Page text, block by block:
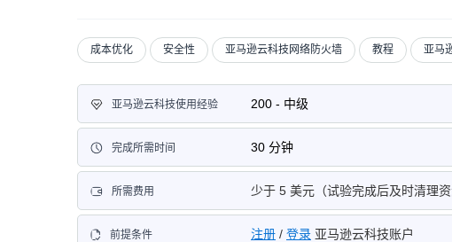
成本优化 安全性 亚马逊云科技网络防火墙 教程 亚马
亚马逊云科技使用经验 200 - 中级
完成所需时间 30 分钟
所需费用 少于 5 美元（试验完成后及时清理资
前提条件 注册 / 登录 亚马逊云科技账户